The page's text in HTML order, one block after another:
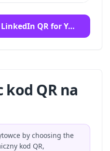
Utworz a Trackable LinkedIn QR for Your Card
kod QR na
by choosing the
kod QR,